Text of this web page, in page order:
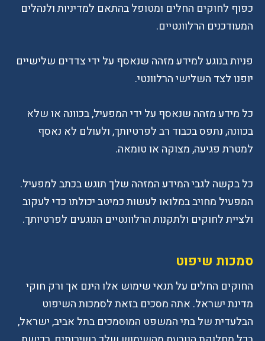
כפוף לחוקים החלים ומטופל בהתאם למדיניות ולנהלים
המעודכנים הרלוונטיים.
פניות בנוגע למידע מזהה שנאסף על ידי צדדים שלישיים
יופנו לצד השלישי הרלוונטי.
כל מידע מזהה שנאסף על ידי המפעיל, בכוונה או שלא
בכוונה, נתפס בכבוד רב לפרטיותך, ולעולם לא נאסף
למטרת פגיעה, מצוקה או טומאה.
כל בקשה לגבי המידע המזהה שלך תוגש בכתב למפעיל.
המפעיל מחויב במלואו לעשות כמיטב יכולתו כדי לעקוב
ולציית לחוקים ולתקנות הרלוונטיים הנוגעים לפרטיותך.
סמכות שיפוט
החוקים החלים על תנאי שימוש אלו הינם אך ורק חוקי
מדינת ישראל. אתה מסכים בזאת לסמכות השיפוט
הבלעדית של בתי המשפט המוסמכים בתל אביב, ישראל,